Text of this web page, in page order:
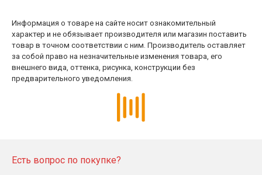
Информация о товаре на сайте носит ознакомительный
характер и не обязывает производителя или магазин поставить
товар в точном соответствии с ним. Производитель оставляет
за собой право на незначительные изменения товара, его
внешнего вида, оттенка, рисунка, конструкции без
предварительного уведомления.
Есть вопрос по покупке?